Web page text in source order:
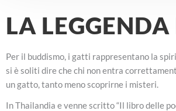
LA
Per il buddismo, i gatti rappresentano la
si è soliti dire che chi non entra
un gatto, tanto meno scoprirne i misteri.
In Thailandia e venne scritto “Il libro delle